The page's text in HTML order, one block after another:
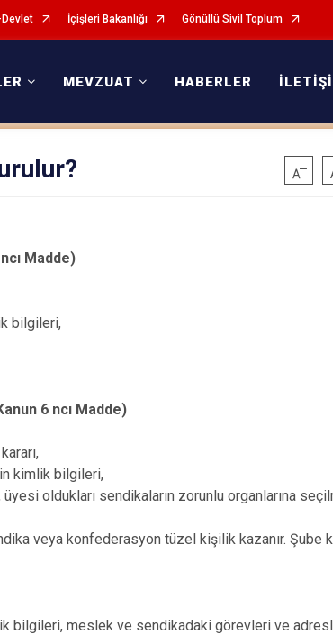
İçişleri Bakanlığı Gönüllü Sivil Toplum
MEVZUAT HABERLER
Madde)
bilgileri,
6 ncı Madde)
kimlik bilgileri,
oldukları sendikaların zorunlu organlarına
veya konfederasyon tüzel kişilik kazanır. Şube
bilgileri, meslek ve sendikadaki görevleri ve